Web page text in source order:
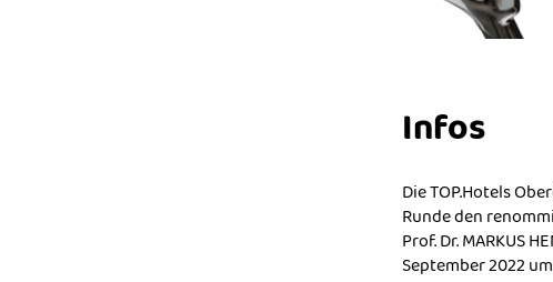
Infos
Die TOP.Hotels
Runde den
Prof. Dr. MARKUS
September 2022